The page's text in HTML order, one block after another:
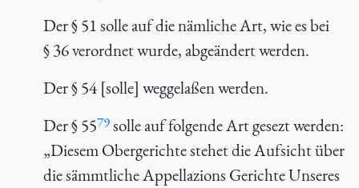
Der § 51 solle auf die nämliche Art, wie es bei
§ 36 verordnet wurde, abgeändert werden.
Der § 54 [solle] weggelaßen werden.
Der § 5579solle auf folgende Art gesezt werden:
„Diesem Obergerichte stehet die Aufsicht über
die sämmtliche Appellazions Gerichte Unseres